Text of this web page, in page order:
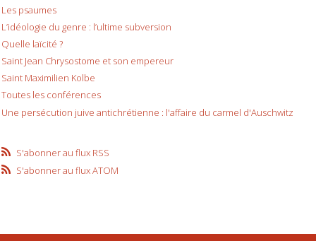
Les psaumes
L’idéologie du genre : l’ultime subversion
Quelle laïcité ?
Saint Jean Chrysostome et son empereur
Saint Maximilien Kolbe
Toutes les conférences
Une persécution juive antichrétienne : l'affaire du carmel d'Auschwitz
S'abonner au flux RSS
S'abonner au flux ATOM